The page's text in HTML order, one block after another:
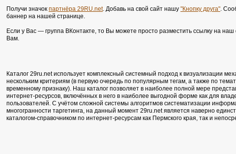
Получи значок партнёра 29RU.net. Добавь на свой сайт нашу "Кнопку друга".
баннер на нашей странице.
Если у Вас — группа ВКонтакте, то Вы можете просто разместить ссылку на
Вам.
Каталог 29ru.net использует комплексный системный подход к визуализации
нескольким критериям (в первую очередь по популярным тегам, а также по
временному признаку). Наш каталог позволяет в наиболее полной мере
интернет-ресурсов, включённых в него в наиболее выгодной форме как для
пользователей. С учётом сложной системы алгоритмов систематизации
многогранности таргетинга, на данный момент 29ru.net является наверно
каталогом-справочником по интернет-ресурсам как Пермского края, так и